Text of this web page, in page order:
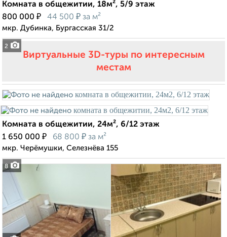
2
Комната в общежитии, 18м², 5/9 этаж
800 000 ₽ 44 500 ₽ за м²
мкр. Дубинка, Бургасская 31/2
Виртуальные 3D-туры по интересным
местам
8
Комната в общежитии, 24м², 6/12 этаж
1 650 000 ₽ 68 800 ₽ за м²
мкр. Черёмушки, Селезнёва 155